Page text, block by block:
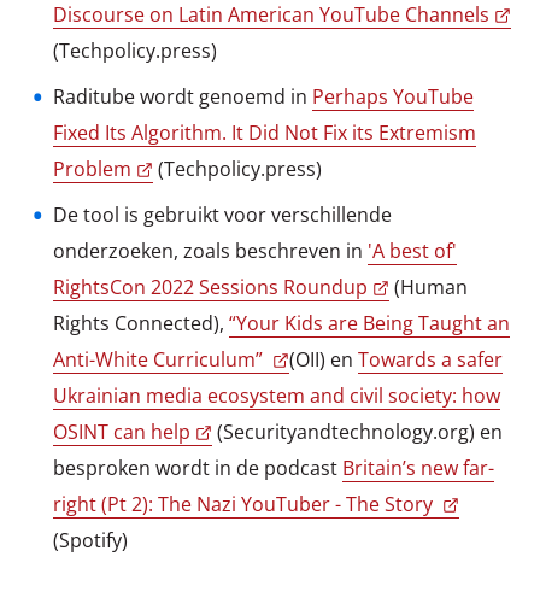
Discourse on Latin American YouTube Channels
(Techpolicy.press)
Raditube wordt genoemd in Perhaps YouTube
Fixed Its Algorithm. It Did Not Fix its Extremism
Problem
(Techpolicy.press)
De tool is gebruikt voor verschillende
onderzoeken, zoals beschreven in 'A best of'
RightsCon 2022 Sessions Roundup
(Human
Rights Connected), “Your Kids are Being Taught an
Anti-White Curriculum”
(OII) en Towards a safer
Ukrainian media ecosystem and civil society: how
OSINT can help
(Securityandtechnology.org) en
besproken wordt in de podcast Britain’s new far-
right (Pt 2): The Nazi YouTuber - The Story
(Spotify)